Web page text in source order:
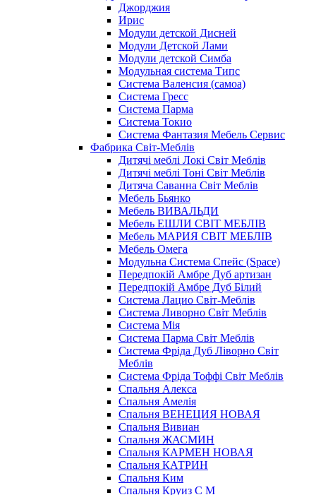
Джорджия
Ирис
Модули детской Дисней
Модули Детской Лами
Модули детской Симба
Модульная система Типс
Система Валенсия (самоа)
Система Гресс
Система Парма
Система Токио
Система Фантазия Мебель Сервис
Фабрика Світ-Меблів
Дитячі меблі Локі Світ Меблів
Дитячі меблі Тоні Світ Меблів
Дитяча Саванна Світ Меблів
Мебель Бьянко
Мебель ВИВАЛЬДИ
Мебель ЕШЛИ СВІТ МЕБЛІВ
Мебель МАРИЯ СВІТ МЕБЛІВ
Мебель Омега
Модульна Cистема Спейс (Space)
Передпокій Амбре Дуб артизан
Передпокій Амбре Дуб Білий
Система Лацио Світ-Меблів
Система Ливорно Світ Меблів
Система Мія
Система Парма Свiт Меблiв
Система Фріда Дуб Ліворно Світ
Меблів
Система Фріда Тоффі Світ Меблів
Спальня Алекса
Спальня Амелія
Спальня ВЕНЕЦИЯ НОВАЯ
Спальня Вивиан
Спальня ЖАСМИН
Спальня КАРМЕН НОВАЯ
Спальня КАТРИН
Спальня Ким
Спальня Круиз С М